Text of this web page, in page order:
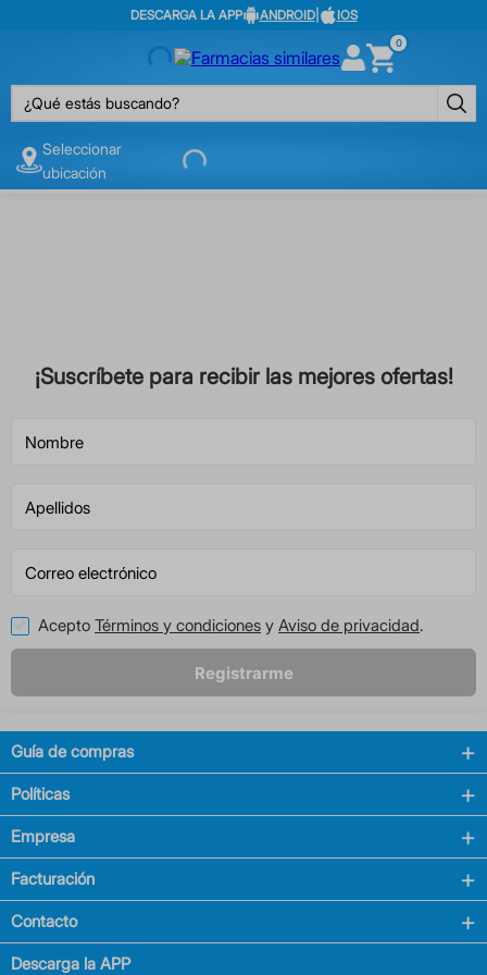
DESCARGA LA APP ANDROID| IOS
0
¿Qué estás buscando?
Seleccionar
ubicación
¡Suscríbete para recibir las mejores ofertas!
Acepto Términos y condiciones y Aviso de privacidad.
Registrarme
Guía de compras
Políticas
Empresa
Facturación
Contacto
Descarga la APP